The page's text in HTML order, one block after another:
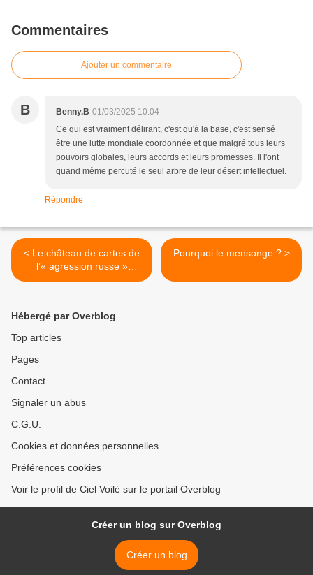
Commentaires
Ajouter un commentaire
B Benny.B 01/03/2025 10:04
Ce qui est vraiment délirant, c'est qu'à la base, c'est sensé
être une lutte mondiale coordonnée et que malgré tous leurs
pouvoirs globales, leurs accords et leurs promesses. Il l'ont
quand même percuté le seul arbre de leur désert intellectuel.
Répondre
< Le château de cartes de
l’« agression russe »
s’effondre
Pourquoi le mensonge ? >
Hébergé par Overblog
Top articles
Pages
Contact
Signaler un abus
C.G.U.
Cookies et données personnelles
Préférences cookies
Voir le profil de Ciel Voilé sur le portail Overblog
Créer un blog sur Overblog
Créer un blog